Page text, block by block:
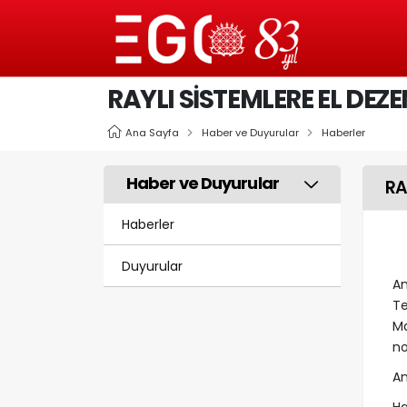
RAYLI SİSTEMLERE EL
Ana Sayfa Haber ve Duyurular Haberler
Haber ve Duyurular
Haberler
Duyurular